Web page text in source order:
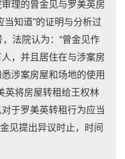
理的曾金见与罗美英房
当知道”的证明与分析过
法院认为：“曾金见作
，并且居住在与涉案房
涉案房屋和场地的使用
英将房屋转租给王权林
于罗美英转租行为应当
见提出异议时止，时间